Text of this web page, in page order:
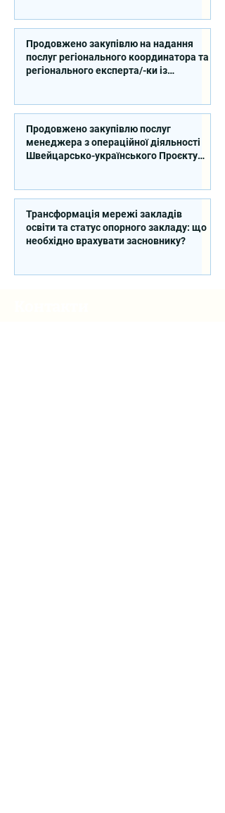
Продовжено закупівлю на надання
послуг регіонального координатора та
регіонального експерта/-ки із
Продовжено закупівлю послуг
менеджера з операційної діяльності
Швейцарсько-українського Проєкту
Трансформація мережі закладів
освіти та статус опорного закладу: що
необхідно врахувати засновнику?